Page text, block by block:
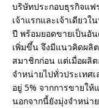
บริษัทประกอบธุรกิจแ
เจ้าแรกและเจ้าเดียว
ปี พร้อมยอดขายเป็นอั
เพิ่มขึ้น จึงมีแนวคิดผลิ
สมาชิกก่อน แต่เมื่อผลิ
จำหน่ายไปทั่วประเทศ
อยู่ 5% จากการขายให้
นอกจากนี้ยังมุ่งจำหน่า